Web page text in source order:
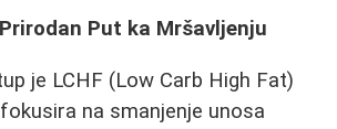
Put ka Mršavljenju
je LCHF (Low Carb High Fat)
na smanjenje unosa